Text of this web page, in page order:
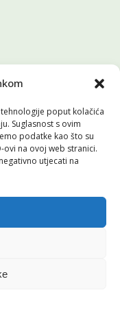
poput kolačića
Suglasnost s ovim
podatke kao što su
na ovoj web stranici.
utjecati na